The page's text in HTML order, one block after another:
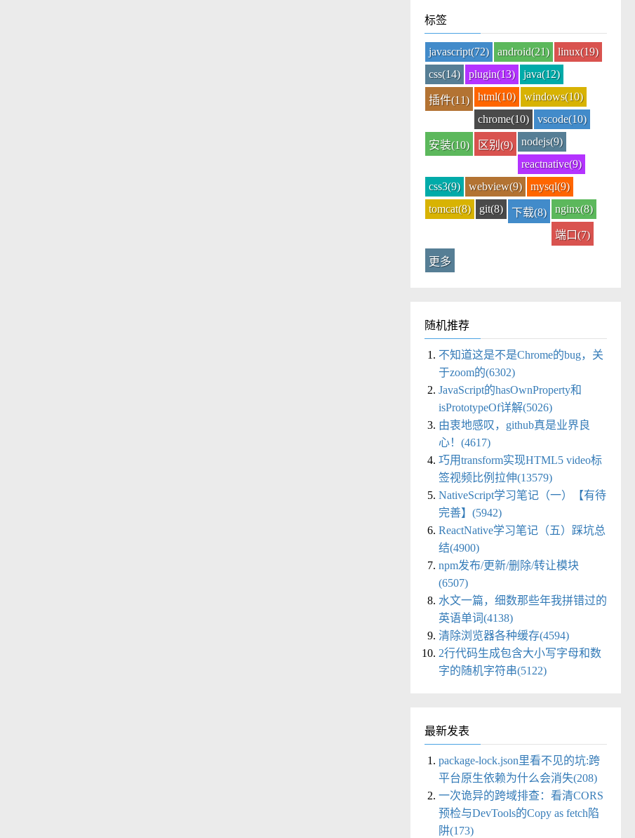
标签
javascript(72) android(21)
linux(19)
css(14)
plugin(13) java(12)
插件(11) html(10)
windows(10)
chrome(10)
vscode(10)
安装(10) 区别(9)
nodejs(9)
reactnative(9)
css3(9)
webview(9)
mysql(9)
tomcat(8)
git(8) 下载(8) nginx(8)
端口(7)
更多
随机推荐
不知道这是不是Chrome的bug，关
于zoom的(6302)
JavaScript的hasOwnProperty和
isPrototypeOf详解(5026)
由衷地感叹，github真是业界良
心！(4617)
巧用transform实现HTML5 video标
签视频比例拉伸(13579)
NativeScript学习笔记（一）【有待
完善】(5942)
ReactNative学习笔记（五）踩坑总
结(4900)
npm发布/更新/删除/转让模块
(6507)
水文一篇，细数那些年我拼错过的
英语单词(4138)
清除浏览器各种缓存(4594)
2行代码生成包含大小写字母和数
字的随机字符串(5122)
最新发表
package-lock.json里看不见的坑:跨
平台原生依赖为什么会消失(208)
一次诡异的跨域排查：看清CORS
预检与DevTools的Copy as fetch陷
阱(173)